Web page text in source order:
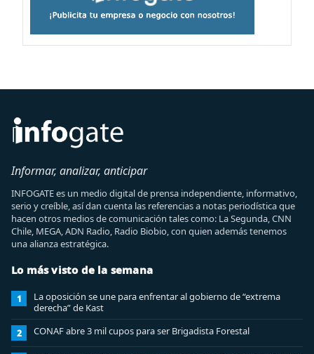
Informar, analizar, anticipar
INFOGATE es un medio digital de prensa independiente, informativo,
serio y creíble, así dan cuenta las referencias a notas periodística que
hacen otros medios de comunicación tales como: La Segunda, CNN
Chile, MEGA, ADN Radio, Radio Biobio, con quien además tenemos
una alianza estratégica.
Lo más visto de la semana
1
La oposición se une para enfrentar al gobierno de “extrema
derecha” de Kast
2 CONAF abre 3 mil cupos para ser Brigadista Forestal